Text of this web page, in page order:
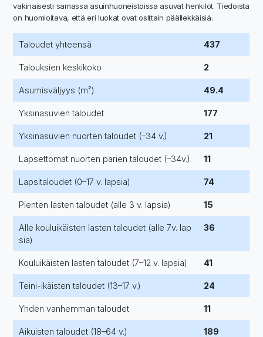
vakinaisesti samassa asuinhuoneistoissa asuvat henkilöt. Tiedoista
on huomioitava, että eri luokat ovat osittain päällekkäisiä.
Taloudet yhteensä 437
Talouksien keskikoko 2
Asumisväljyys (m²) 49.4
Yksinasuvien taloudet 177
Yksinasuvien nuorten taloudet (–34 v.) 21
Lapsettomat nuorten parien taloudet (–34v.) 11
Lapsitaloudet (0–17 v. lapsia) 74
Pienten lasten taloudet (alle 3 v. lapsia) 15
Alle kouluikäisten lasten taloudet (alle 7v. lap
sia)
36
Kouluikäisten lasten taloudet (7–12 v. lapsia) 41
Teini-ikäisten taloudet (13–17 v.) 24
Yhden vanhemman taloudet 11
Aikuisten taloudet (18–64 v.) 189